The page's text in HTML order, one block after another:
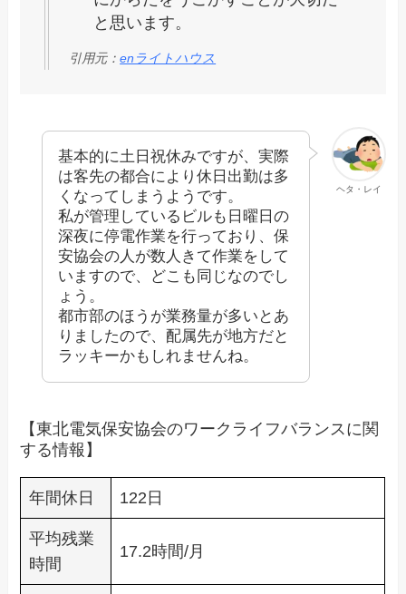
と思います。
引用元：enライトハウス
ヘタ・レイ
基本的に土日祝休みですが、実際
は客先の都合により休日出勤は多
くなってしまうようです。
私が管理しているビルも日曜日の
深夜に停電作業を行っており、保
安協会の人が数人きて作業をして
いますので、どこも同じなのでし
ょう。
都市部のほうが業務量が多いとあ
りましたので、配属先が地方だと
ラッキーかもしれませんね。
【東北電気保安協会のワークライフバランスに関
する情報】
年間休日 122日
平均残業
時間
17.2時間/月